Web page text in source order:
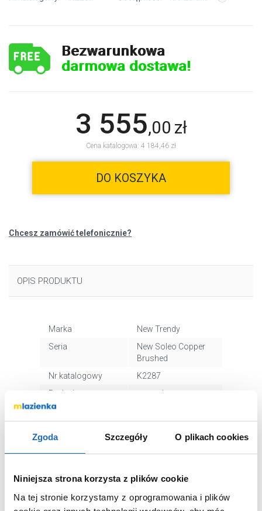
Zgoda Szczegóły O plikach cookies
Niniejsza strona korzysta z plików cookie
Na tej stronie korzystamy z oprogramowania i plików
Bezwarunkowa
darmowa dostawa!
3 555,00 zł
Cena katalogowa: 4 184,46 zł
DO KOSZYKA
Chcesz zamówić telefonicznie?
OPIS PRODUKTU
Marka
New Trendy
Seria
New Soleo Copper
Brushed
Nr katalogowy
K2287
Rodzaj
prostokątna
Dłuższy bok
Wypełnienie
szkło przezroczyste
Powłoka
tak